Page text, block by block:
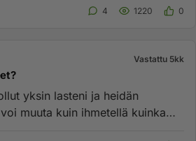
4 1220 0
Vastattu 5kk
yksin lasteni ja heidän
muuta kuin ihmetellä kuinka